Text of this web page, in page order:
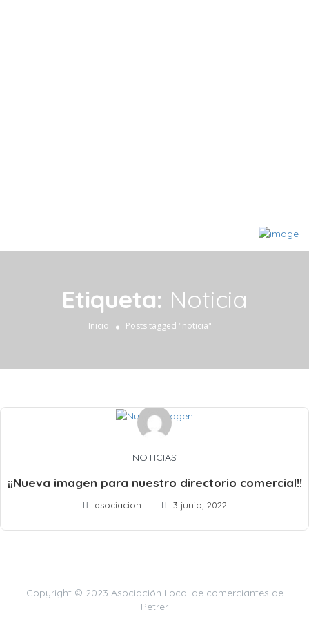
Etiqueta: Noticia
Inicio Posts tagged "noticia"
NOTICIAS
¡¡Nueva imagen para nuestro directorio comercial!!
asociacion 3 junio, 2022
Copyright © 2023 Asociación Local de comerciantes de
Petrer